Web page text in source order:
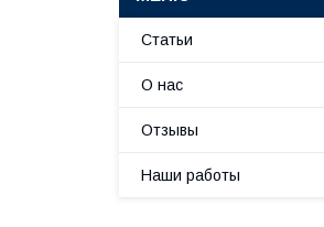
Статьи
О нас
Отзывы
Наши работы